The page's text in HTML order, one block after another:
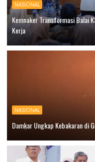
NASIONAL
Kemnaker Transformasi Balai
Kerja
NASIONAL
Damkar Ungkap Kebakaran di